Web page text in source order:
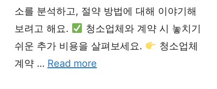
소를 분석하고, 절약 방법에 대해 이야기해
보려고 해요.
청소업체와 계약 시 놓치기
쉬운 추가 비용을 살펴보세요.
청소업체
계약 … Read more